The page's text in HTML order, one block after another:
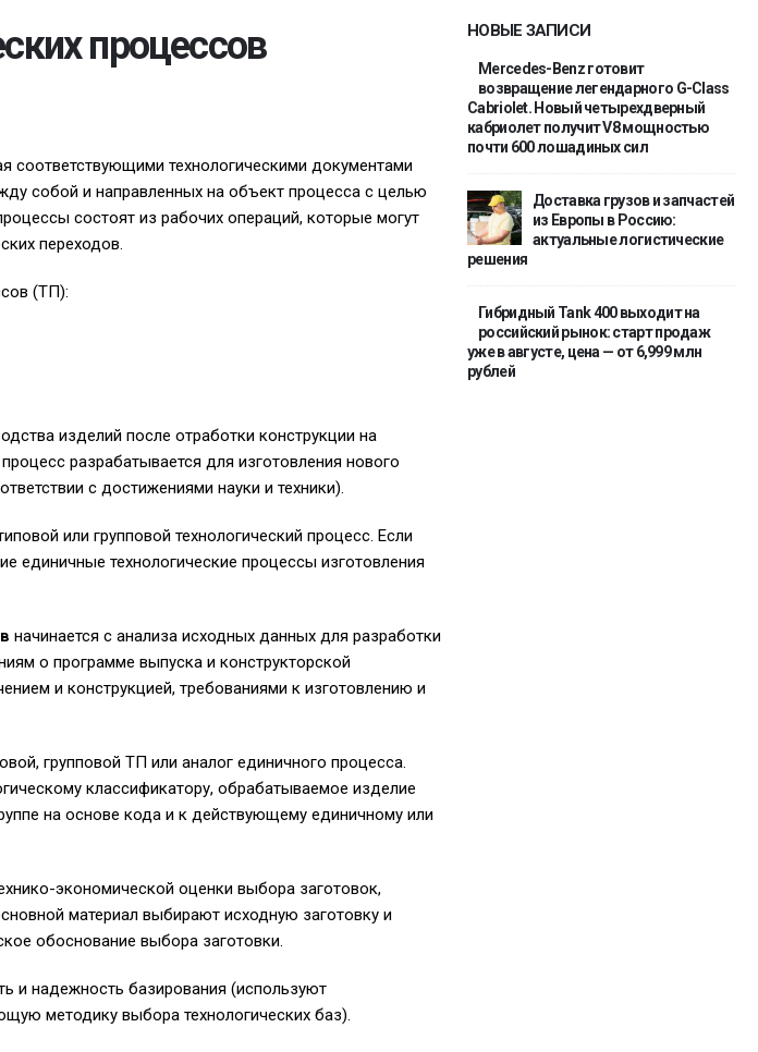
процессов
соответствующими технологическими документами
собой и направленных на объект процесса с целью
состоят из рабочих операций, которые могут
переходов.
(ТП):
изделий после отработки конструкции на
разрабатывается для изготовления нового
с достижениями науки и техники).
или групповой технологический процесс. Если
единичные технологические процессы изготовления
начинается с анализа исходных данных для разработки
о программе выпуска и конструкторской
и конструкцией, требованиями к изготовлению и
групповой ТП или аналог единичного процесса.
классификатору, обрабатываемое изделие
на основе кода и к действующему единичному или
экономической оценки выбора заготовок,
материал выбирают исходную заготовку и
обоснование выбора заготовки.
и надежность базирования (используют
методику выбора технологических баз).
НОВЫЕ ЗАПИСИ
Mercedes-Benz готовит
возвращение легендарного G-Class
Cabriolet. Новый четырехдверный
кабриолет получит V8 мощностью
почти 600 лошадиных сил
Доставка грузов и запчастей
из Европы в Россию:
актуальные логистические
решения
Гибридный Tank 400 выходит на
российский рынок: старт продаж
уже в августе, цена — от 6,999 млн
рублей